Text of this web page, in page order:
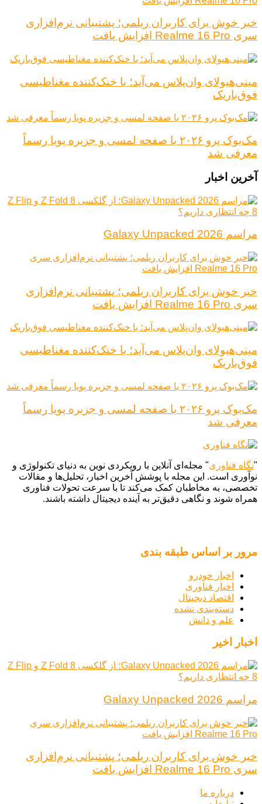
خبر خوش برای کاربران ریلمی؛ پشتیبانی نرم‌افزاری
سری Realme 16 Pro افزایش یافت
مینی‌هیولای وان‌پلاس می‌آید؛ با خنک‌کننده مغناطیسی
فوق‌باریک
مک‌بوک پرو ۲۰۲۶ با صفحه لمسی و جزیره پویا رسماً
معرفی شد
آخرین اخبار
مراسم Galaxy Unpacked 2026
خبر خوش برای کاربران ریلمی؛ پشتیبانی نرم‌افزاری
سری Realme 16 Pro افزایش یافت
مینی‌هیولای وان‌پلاس می‌آید؛ با خنک‌کننده مغناطیسی
فوق‌باریک
مک‌بوک پرو ۲۰۲۶ با صفحه لمسی و جزیره پویا رسماً
معرفی شد
"نگاه فناوری" مجله‌ای آنلاین با رویکردی نوین به دنیای تکنولوژی و
نوآوری است. این مجله با پوشش آخرین اخبار، تحلیل‌ها و مقالات
تخصصی، به مخاطبان کمک می‌کند تا با سرعت تحولات فناوری
همراه شوند و نگاهی دقیق‌تر به آینده دیجیتال داشته باشند.
مرور بر اساس طبقه بندی
اخبار خودرو
اخبار فناوری
اقتصاد دیجیتال
دسته‌بندی نشده
علم و دانش
اخبار اخیر
مراسم Galaxy Unpacked 2026
خبر خوش برای کاربران ریلمی؛ پشتیبانی نرم‌افزاری
سری Realme 16 Pro افزایش یافت
درباره ما